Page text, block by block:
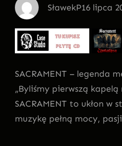
SławekP16 lipca
SACRAMENT – legenda
„Byliśmy pierwszą
SACRAMENT to ukłon
muzykę pełną mocy,